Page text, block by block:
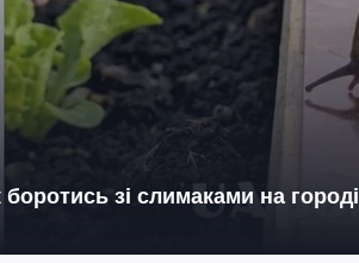
зі слимаками на городі